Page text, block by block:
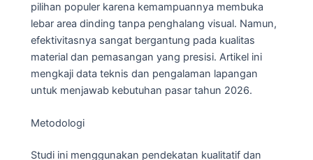
pilihan populer karena kemampuannya membuka
lebar area dinding tanpa penghalang visual. Namun,
efektivitasnya sangat bergantung pada kualitas
material dan pemasangan yang presisi. Artikel ini
mengkaji data teknis dan pengalaman lapangan
untuk menjawab kebutuhan pasar tahun 2026.
Metodologi
Studi ini menggunakan pendekatan kualitatif dan